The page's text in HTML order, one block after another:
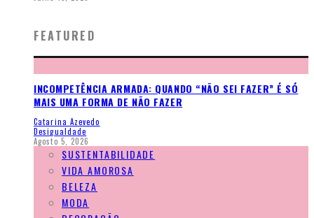
FEATURED
INCOMPETÊNCIA ARMADA: QUANDO “NÃO SEI FAZER” É SÓ
MAIS UMA FORMA DE NÃO FAZER
Catarina Azevedo
Desigualdade
Agosto 5, 2026
SUSTENTABILIDADE
VIDA AMOROSA
BELEZA
MODA